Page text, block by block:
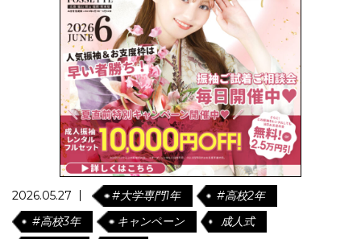
2026.05.27 #大学専門1年
#高校2年
#高校3年
キャンペーン
成人式